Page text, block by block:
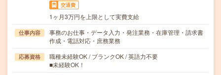
交通費
1ヶ月3万円を上限として実費支給
仕事内容
事務のお仕事・データ入力・発注業務・在庫管理・請求書
作成・電話対応・庶務業務
応募資格
職種未経験OK / ブランクOK / 英語力不要
■未経験OK！